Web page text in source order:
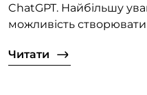
ChatGPT. Найбільшу
можливість створювати
Читати